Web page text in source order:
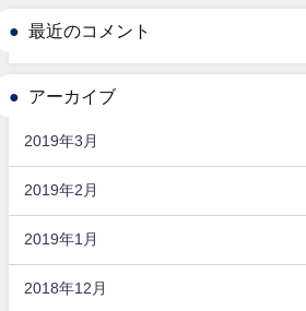
最近のコメント
アーカイブ
2019年3月
2019年2月
2019年1月
2018年12月